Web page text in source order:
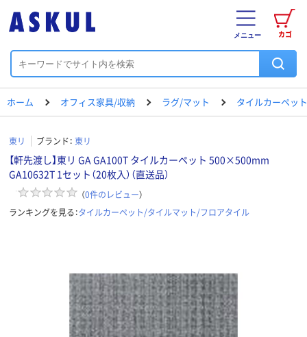
カゴ
メニュー
ホーム オフィス家具/収納 ラグ/マット タイルカーペッ
東リ ブランド： 東リ
【軒先渡し】東リ GA GA100T タイルカーペット 500×500mm
GA10632T 1セット（20枚入）（直送品）
（0件のレビュー）
ランキングを見る：タイルカーペット/タイルマット/フロアタイル